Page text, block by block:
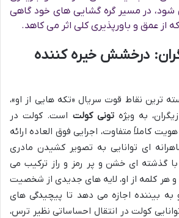
شود، در مسیر گره گشایی های خود گاهی
از عمق و باورپذیری کلی اثر می کاهد.
درخشش خیره کننده
ترین نقاط قوت سریال «تکه هایی از او»،
به ویژهتونی کولت است. کولت در
کاملاً متفاوت، اجرایی فوق العاده ارائه
ای توانایی به تصویر کشیدن مادری
با گذشته ای خشن و پر رمز و راز ترکیب می
هر کلمه از او، لایه های جدیدی از شخصیت
به بیننده اجازه می دهد تا پیچیدگی های
کولت در انتقال احساساتی نظیر ترس،